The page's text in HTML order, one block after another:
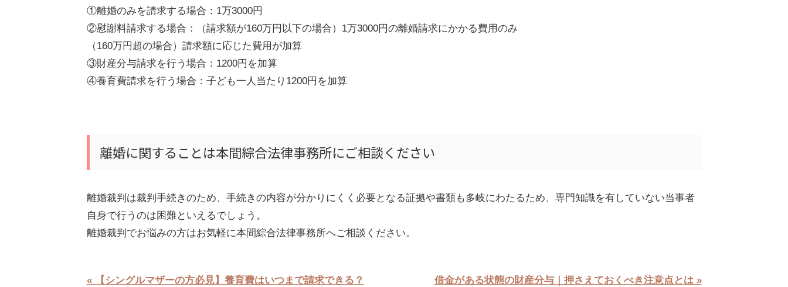
①離婚のみを請求する場合： 1万3000円
②慰謝料請求する場合：（請求額が160万円以下の場合） 1万3000円の離婚請求にかかる費用のみ
（160万円超の場合）請求額に応じた費用が加算
③財産分与請求を行う場合： 1200円を加算
④養育費請求を行う場合：子ども一人当たり 1200円を加算
離婚に関することは本間綜合法律事務所にご相談ください
離婚裁判は裁判手続きのため、手続きの内容が分かりにくく必要となる証拠や書類も多岐にわたるため、専門知識を有していない当事者
自身で行うのは困難といえるでしょう。
離婚裁判でお悩みの方はお気軽に本間綜合法律事務所へご相談ください。
« 【シングルマザーの方必見】養育費はいつまで請求できる？ 借金がある状態の財産分与｜押さえておくべき注意点とは »